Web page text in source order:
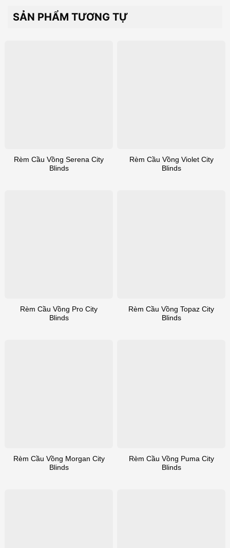
SẢN PHẨM TƯƠNG TỰ
Rèm Cầu Vồng Serena City
Blinds
Rèm Cầu Vồng Violet City
Blinds
Rèm Cầu Vồng Pro City
Blinds
Rèm Cầu Vồng Topaz City
Blinds
Rèm Cầu Vồng Morgan City
Blinds
Rèm Cầu Vồng Puma City
Blinds